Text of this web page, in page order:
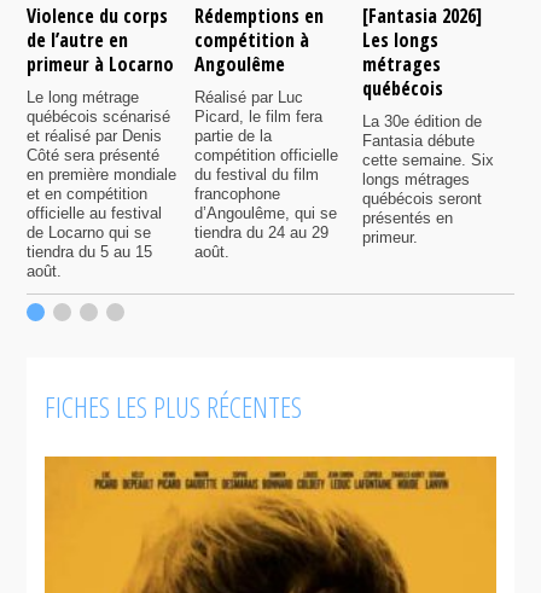
Violence du corps
de l’autre en
primeur à Locarno
Le long métrage
québécois scénarisé
et réalisé par Denis
Côté sera présenté
en première mondiale
et en compétition
officielle au festival
de Locarno qui se
tiendra du 5 au 15
août.
Rédemptions en
compétition à
Angoulême
Réalisé par Luc
Picard, le film fera
partie de la
compétition officielle
du festival du film
francophone
d’Angoulême, qui se
tiendra du 24 au 29
août.
[Fantasia 2026]
Les longs
métrages
québécois
La 30e édition de
Fantasia débute
cette semaine. Six
longs métrages
québécois seront
présentés en
primeur.
FICHES LES PLUS RÉCENTES